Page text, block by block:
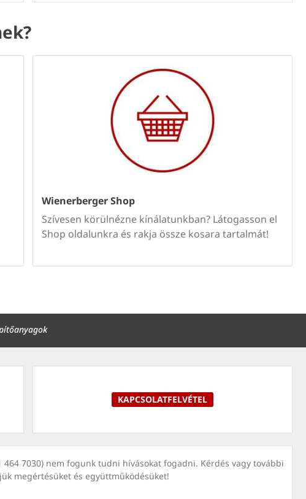
Wienerberger Shop
Szívesen körülnézne kínálatunkban? Látogasson el
Shop oldalunkra és rakja össze kosara tartalmát!
KAPCSOLATFELVÉTEL
7030) nem fogunk tudni hívásokat fogadni. Kérdés vagy további
megértésüket és együttműködésüket!